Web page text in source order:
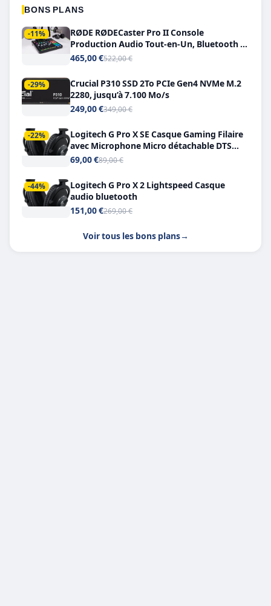
BONS PLANS
-11%
RØDE RØDECaster Pro II Console
Production Audio Tout-en-Un, Bluetooth et
Double USB-C
465,00 €522,00 €
-29%
Crucial P310 SSD 2To PCIe Gen4 NVMe M.2
2280, jusqu’à 7.100 Mo/s
249,00 €349,00 €
-22%
Logitech G Pro X SE Casque Gaming Filaire
avec Microphone Micro détachable DTS
Headphone X 7.1
69,00 €89,00 €
-44%
Logitech G Pro X 2 Lightspeed Casque
audio bluetooth
151,00 €269,00 €
Voir tous les bons plans→